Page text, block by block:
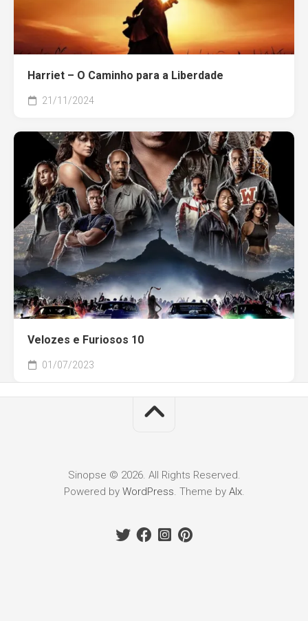
Harriet – O Caminho para a Liberdade
21/11/2024
Velozes e Furiosos 10
01/07/2023
Sinopse © 2026. All Rights Reserved.
Powered by WordPress. Theme by Alx.